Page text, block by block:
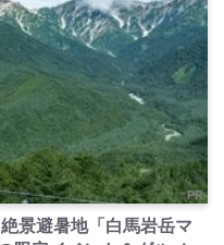
PR
景避暑地「白馬岩岳マ